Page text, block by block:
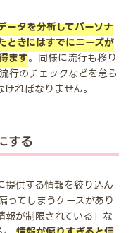
ータを分析してパーソナ
ときにはすでにニーズが
ます。同様に流行も移り
行のチェックなどを怠ら
ればなりません。
する
提供する情報を絞り込ん
ってしまうケースがあり
報が制限されている」な